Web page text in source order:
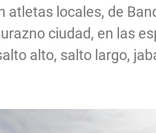
atletas locales, de
ciudad, en las
alto, salto largo,